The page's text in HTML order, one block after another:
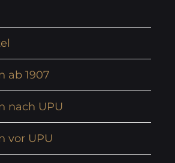
ab 1907
nach UPU
vor UPU